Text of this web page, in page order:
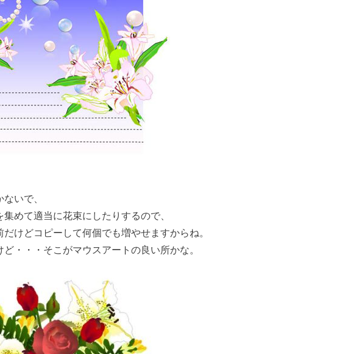
いで、
めて適当に花束にしたりするので、
けどコピーして何個でも増やせますからね。
・・・そこがマウスアートの良い所かな。